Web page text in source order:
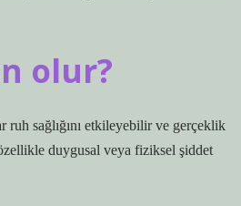
olur?
sağlığını etkileyebilir ve gerçeklik
duygusal veya fiziksel şiddet